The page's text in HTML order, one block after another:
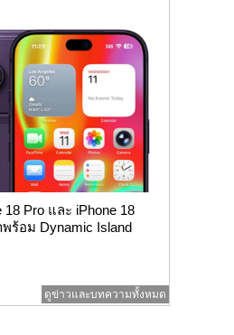
Pro และ iPhone 18
ร้อม Dynamic Island
ดูข่าวและบทความทั้งหมด